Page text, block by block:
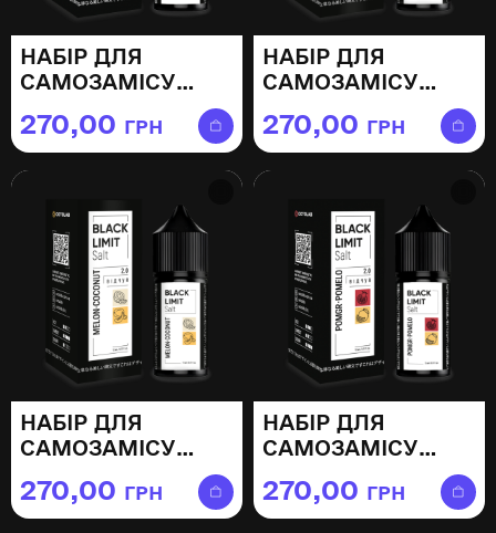
НАБІР ДЛЯ
САМОЗАМІСУ
LEMONADE —
30МЛ
270,00 ГРН
НАБІР ДЛЯ
САМОЗАМІСУ
MANGO PINE ICE —
30МЛ
270,00 ГРН
НАБІР ДЛЯ
САМОЗАМІСУ
MELON COCONUT
— 30МЛ
270,00 ГРН
НАБІР ДЛЯ
САМОЗАМІСУ
POMEGRANATE
POMELO — 30МЛ
270,00 ГРН